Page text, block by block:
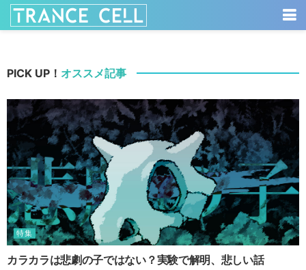
PICK UP！ オススメ記事
特集
カラカラは悲劇の子ではない？実験で解明、悲しい話